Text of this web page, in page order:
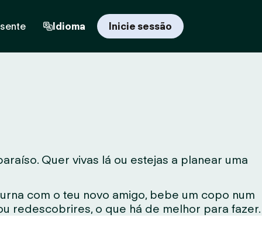
Idioma Inicie sessão
Quer vivas lá ou estejas a planear uma
com o teu novo amigo, bebe um copo num
redescobrires, o que há de melhor para fazer.